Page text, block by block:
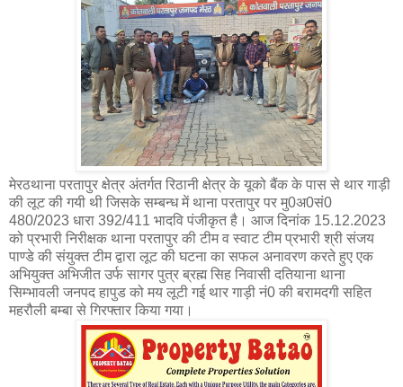
मेरठथाना परतापुर क्षेत्र अंतर्गत रिठानी क्षेत्र के यूको बैंक के पास से थार गाड़ी
की लूट की गयी थी जिसके सम्बन्ध में थाना परतापुर पर मु0अ0सं0
480/2023 धारा 392/411 भादवि पंजीकृत है। आज दिनांक 15.12.2023
को प्रभारी निरीक्षक थाना परतापुर की टीम व स्वाट टीम प्रभारी श्री संजय
पाण्डे की संयुक्त टीम द्वारा लूट की घटना का सफल अनावरण करते हुए एक
अभियुक्त अभिजीत उर्फ सागर पुत्र ब्रह्म सिह निवासी दतियाना थाना
सिम्भावली जनपद हापुड को मय लूटी गई थार गाड़ी नं0 की बरामदगी सहित
महरौली बम्बा से गिरफ्तार किया गया।